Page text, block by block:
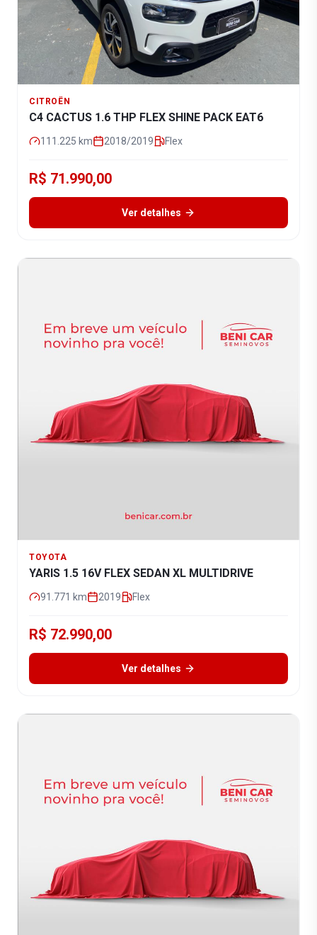
CITROËN
C4 CACTUS 1.6 THP FLEX SHINE PACK EAT6
111.225 km 2018/2019 Flex
R$ 71.990,00
Ver detalhes
TOYOTA
YARIS 1.5 16V FLEX SEDAN XL MULTIDRIVE
91.771 km 2019 Flex
R$ 72.990,00
Ver detalhes